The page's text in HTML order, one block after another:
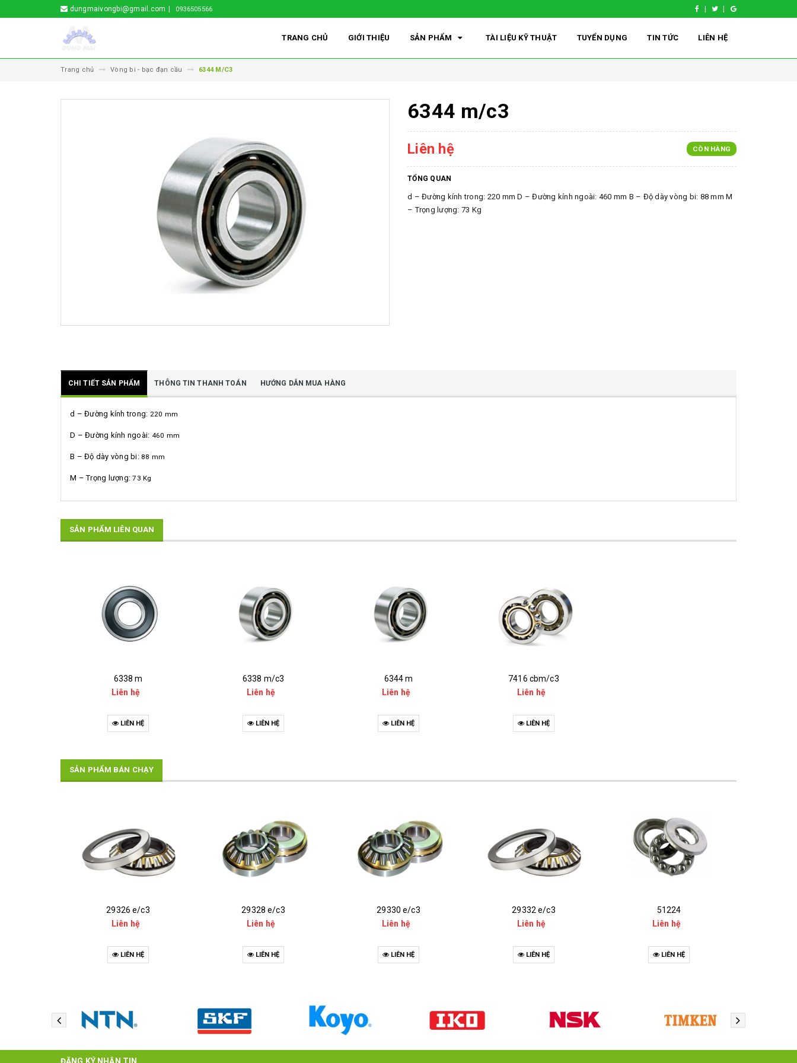
dungmaivongbi@gmail.com 0936505566
TRANG CHỦ GIỚI THIỆU SẢN PHẨM TÀI LIỆU KỸ THUẬT TUYỂN DỤNG TIN TỨC LIÊN HỆ
Trang chủ Vòng bi - bạc đạn cầu 6344 M/C3
6344 m/c3
Liên hệ CÒN HÀNG
TỔNG QUAN
d – Đường kính trong: 220 mm D – Đường kính ngoài: 460 mm B – Độ dày vòng bi: 88 mm M
– Trọng lượng: 73 Kg
CHI TIẾT SẢN PHẨM THÔNG TIN THANH TOÁN HƯỚNG DẪN MUA HÀNG
d – Đường kính trong: 220 mm
D – Đường kính ngoài: 460 mm
B – Độ dày vòng bi: 88 mm
M – Trọng lượng:73 Kg
SẢN PHẨM LIÊN QUAN
6338 m
Liên hệ
LIÊN HỆ
6338 m/c3
Liên hệ
LIÊN HỆ
6344 m
Liên hệ
LIÊN HỆ
7416 cbm/c3
Liên hệ
LIÊN HỆ
SẢN PHẨM BÁN CHẠY
29326 e/c3
Liên hệ
LIÊN HỆ
29328 e/c3
Liên hệ
LIÊN HỆ
29330 e/c3
Liên hệ
LIÊN HỆ
29332 e/c3
Liên hệ
LIÊN HỆ
51224
Liên hệ
LIÊN HỆ